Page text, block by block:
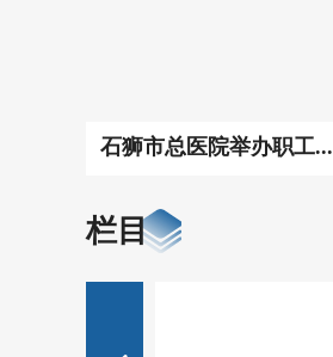
石狮市总医院举办职工...
栏目